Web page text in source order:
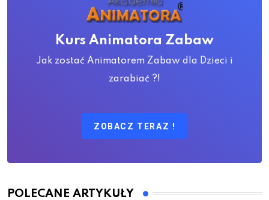
Kurs Animatora Zabaw
Jak zostać Animatorem Zabaw dla Dzieci i
zarabiać ?!
ZOBACZ TERAZ !
POLECANE ARTYKUŁY